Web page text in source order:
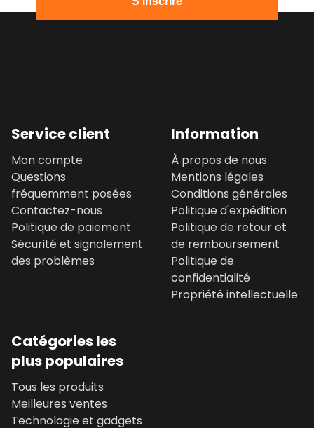
Service client
Mon compte
Questions
fréquemment posées
Contactez-nous
Politique de paiement
Sécurité et signalement
des problèmes
Information
À propos de nous
Mentions légales
Conditions générales
Politique d'expédition
Politique de retour et
de remboursement
Politique de
confidentialité
Propriété intellectuelle
Catégories les
plus populaires
Tous les produits
Meilleures ventes
Technologie et gadgets